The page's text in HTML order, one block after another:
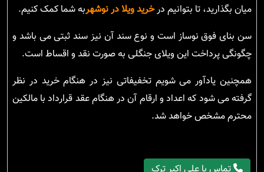
میان بگذارید، تا بتوانیم درخرید ویلا در نوشهربه شما کمک کنیم.
سن بنای فوق نوساز است و نوع سند آن نیز سند ثبتی می باشد و
چگونگی پرداخت این ویلای جنگلی به صورت نقد و اقساط است.
همچنین یادآور می شویم تخفیفاتی نیز در هنگام خرید در نظر
گرفته می شود که اعداد و ارقام آن در هنگام عقد قرارداد با مالکین
محترم مشخص خواهد شد.